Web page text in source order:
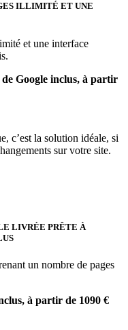
ILLIMITÉ ET UNE
et une interface
de Google inclus, à partir
c’est la solution idéale, si
sur votre site.
LIVRÉE PRÊTE À
un nombre de pages
à partir de 1090 €